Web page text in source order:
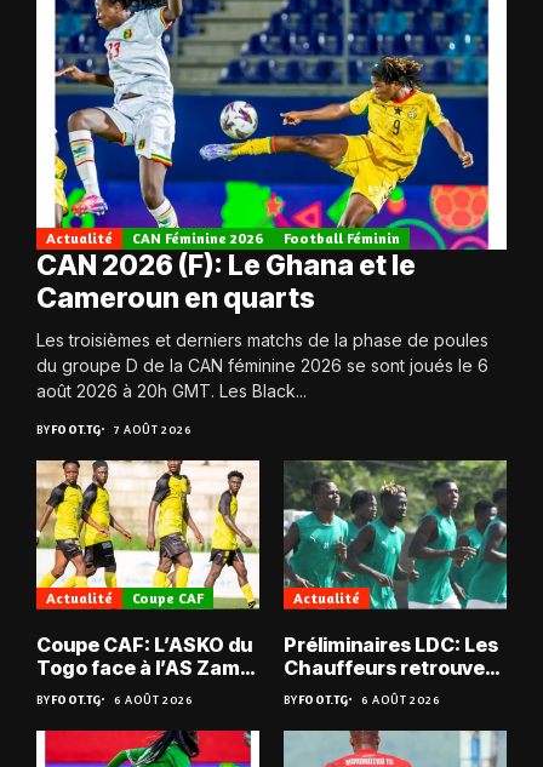
Actualité CAN Féminine 2026 Football Féminin
CAN 2026 (F): Le Ghana et le
Cameroun en quarts
Les troisièmes et derniers matchs de la phase de poules
du groupe D de la CAN féminine 2026 se sont joués le 6
août 2026 à 20h GMT. Les Black...
BYFOOT.TG 7 AOÛT 2026
Actualité Coupe CAF
Coupe CAF: L’ASKO du
Togo face à l’AS Zam
du Niger
BYFOOT.TG 6 AOÛT 2026
Actualité
Préliminaires LDC: Les
Chauffeurs retrouvent
les Mimos
BYFOOT.TG 6 AOÛT 2026